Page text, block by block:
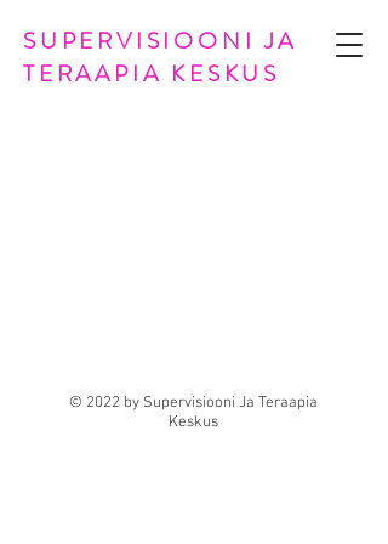
SUPERVISIOONI JA
TERAAPIA KESKUS
© 2022 by Supervisiooni Ja Teraapia
Keskus